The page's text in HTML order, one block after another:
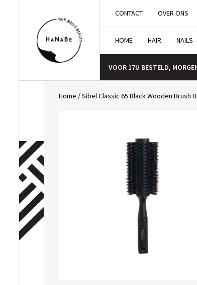
CONTACT OVER ONS
HOME HAIR NAILS
VOOR 17U BESTELD,
Home /Sibel Classic 65 Black Wooden Brush